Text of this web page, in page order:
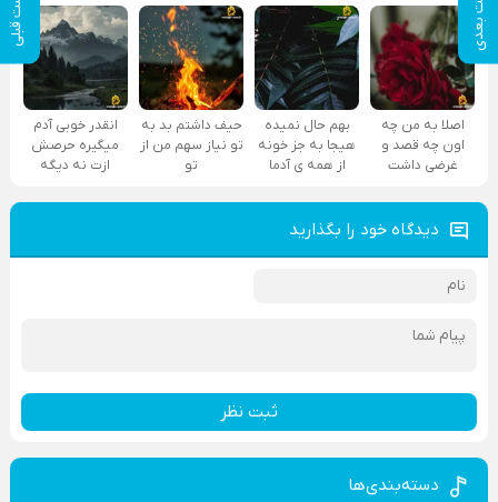
پست بعدی پست قبلی
اصلا به من چه
اون چه قصد و
غرضی داشت
بهم حال نمیده
هیجا به جز خونه
از همه ی آدما
حیف داشتم بد به
تو نیاز سهم من از
تو
انقدر خوبی آدم
میگیره حرصش
ازت نه دیگه
دیدگاه خود را بگذارید
ثبت نظر
دسته‌بندی‌ها